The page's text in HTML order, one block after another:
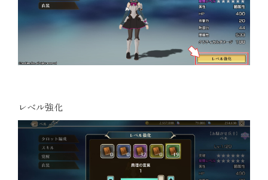
レベル強化